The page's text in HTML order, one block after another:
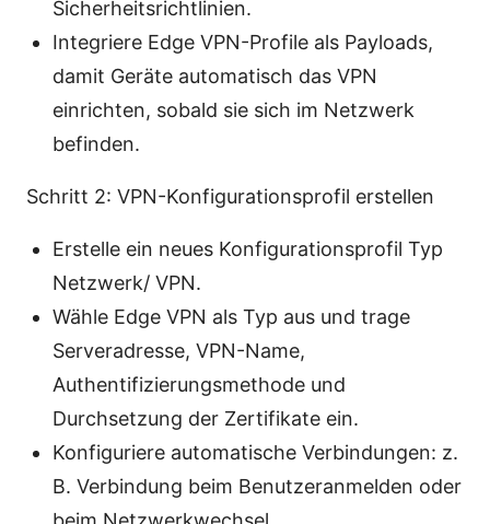
Sicherheitsrichtlinien.
Integriere Edge VPN-Profile als Payloads,
damit Geräte automatisch das VPN
einrichten, sobald sie sich im Netzwerk
befinden.
Schritt 2: VPN-Konfigurationsprofil erstellen
Erstelle ein neues Konfigurationsprofil Typ
Netzwerk/ VPN.
Wähle Edge VPN als Typ aus und trage
Serveradresse, VPN-Name,
Authentifizierungsmethode und
Durchsetzung der Zertifikate ein.
Konfiguriere automatische Verbindungen: z.
B. Verbindung beim Benutzeranmelden oder